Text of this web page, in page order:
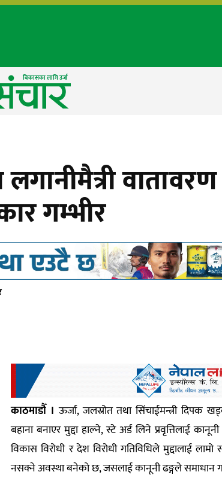
बिकासका लागि उर्जा
लगानीमैत्री वातावरण
गम्भीर
काठमाडौँ । ऊर्जा, जलस्रोत तथा सिंचाईमन्त्री दिपक
बहाना बनाएर मुद्दा हाल्ने, स्टे अर्ड लिने प्रवृत्तिलाई
विकास विरोधी र देश विरोधी गतिविधिले मुद्दालाई
नसक्ने अवस्था बनेको छ, जसलाई कानूनी ढङ्गले समाधान